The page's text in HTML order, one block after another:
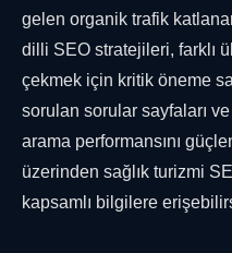
gelen organik trafik
dilli SEO stratejileri, farklı
çekmek için kritik öneme
sorulan sorular sayfaları
arama performansını
üzerinden sağlık turizmi
kapsamlı bilgilere